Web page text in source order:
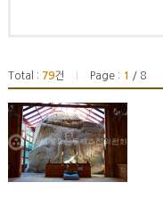
Total : 79건 Page : 1 / 8